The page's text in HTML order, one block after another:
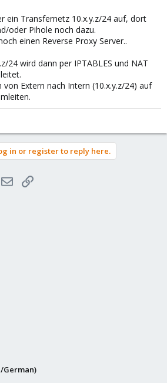
ein Transfernetz 10.x.y.z/24 auf, dort
oder Pihole noch dazu.
einen Reverse Proxy Server..
24 wird dann per IPTABLES und NAT
Extern nach Intern (10.x.y.z/24) auf
in or register to reply here.
EmailLink
German)